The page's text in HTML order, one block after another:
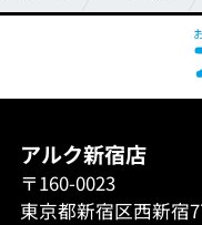
アルク新宿店
〒160-0023
東京都新宿区西新宿